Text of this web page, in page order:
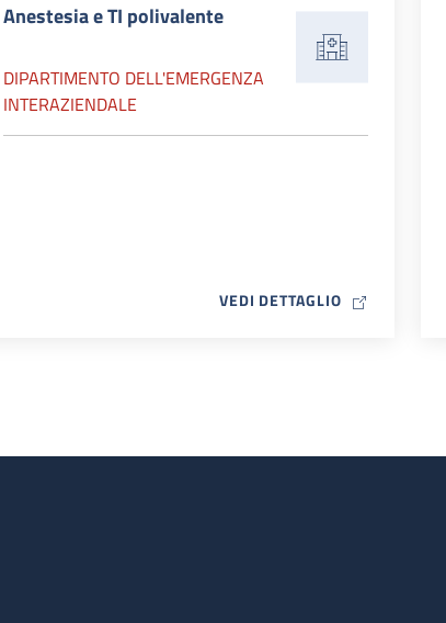
Anestesia e TI polivalente
DIPARTIMENTO DELL'EMERGENZA
INTERAZIENDALE
VEDI DETTAGLIOMAP ICON